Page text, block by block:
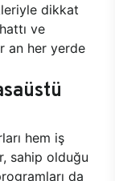
dikkat
ve
an her yerde
hem iş
sahip olduğu
da